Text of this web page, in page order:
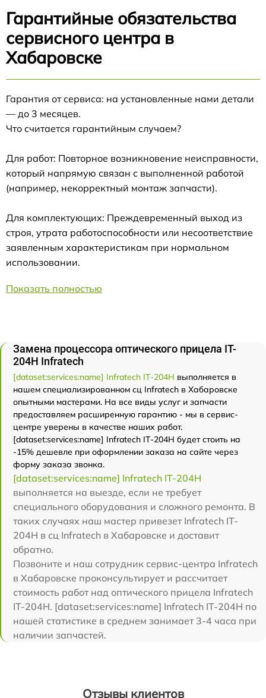
Гарантийные обязательства
сервисного центра в
Хабаровске
Гарантия от сервиса: на установленные нами детали
— до 3 месяцев.
Что считается гарантийным случаем?
Для работ: Повторное возникновение неисправности,
который напрямую связан с выполненной работой
(например, некорректный монтаж запчасти).
Для комплектующих: Преждевременный выход из
строя, утрата работоспособности или несоответствие
заявленным характеристикам при нормальном
использовании.
Показать полностью
Замена процессора оптического прицела IT-
204H Infratech
[dataset:services:name] Infratech IT-204H выполняется в
нашем специализированном сц Infratech в Хабаровске
опытными мастерами. На все виды услуг и запчасти
предоставляем расширенную гарантию - мы в сервис-
центре уверены в качестве наших работ.
[dataset:services:name] Infratech IT-204H будет стоить на
-15% дешевле при оформлении заказа на сайте через
форму заказа звонка.
[dataset:services:name] Infratech IT-204H
выполняется на выезде, если не требует
специального оборудования и сложного ремонта. В
таких случаях наш мастер привезет Infratech IT-
204H в сц Infratech в Хабаровске и доставит
обратно.
Позвоните и наш сотрудник сервис-центра Infratech
в Хабаровске проконсультирует и рассчитает
стоимость работ над оптического прицела Infratech
IT-204H. [dataset:services:name] Infratech IT-204H по
нашей статистике в среднем занимает 3-4 часа при
наличии запчастей.
Отзывы клиентов